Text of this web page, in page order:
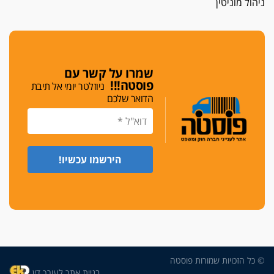
כפר מנדא: עורך דין נעצר בחשד להחזקת שני אקדח
בימ"ש מחוזי: החלטת עמית בכר לדחות מינוי מנכ"ל
חדש ללשכה אינה סבירה
משפחה ופוליטיקה
עו"ד גלעד מנשה ויאיר בכורו חגגו בר מצווה, שרי
דורשים הגנה וביטחון"
שמרו על קשר עם
פוסטה!!! ניוזלטר יומי אל תיבת
הדואר שלכם
© כל הזכויות שמורות פוסטה